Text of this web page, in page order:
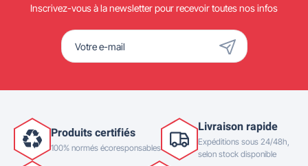
Inscrivez-vous à la newsletter pour recevoir toutes nos infos
Produits certifiés
100% normés écoresponsables
Livraison rapide
Expéditions sous 24/48h,
selon stock disponible